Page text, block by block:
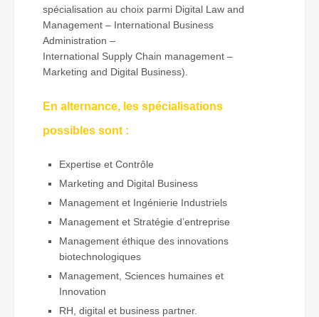
spécialisation au choix parmi Digital Law and
Management – International Business
Administration –
International Supply Chain management –
Marketing and Digital Business).
En alternance, les spécialisations
possibles sont :
Expertise et Contrôle
Marketing and Digital Business
Management et Ingénierie Industriels
Management et Stratégie d’entreprise
Management éthique des innovations
biotechnologiques
Management, Sciences humaines et
Innovation
RH, digital et business partner.